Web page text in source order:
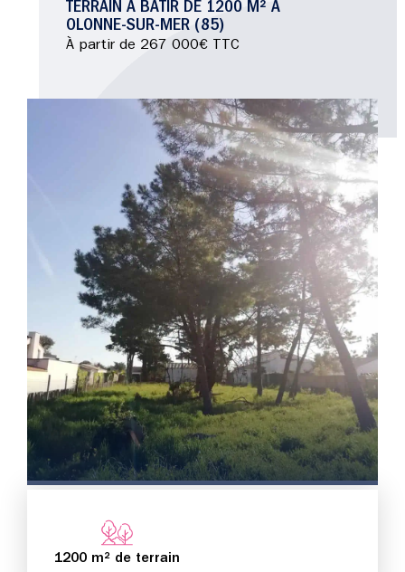
TERRAIN À BÂTIR DE 1200 M² À
OLONNE-SUR-MER (85)
À partir de 267 000€ TTC
1200 m² de terrain